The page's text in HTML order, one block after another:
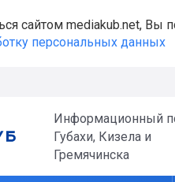
сайтом mediakub.net, Вы
персональных данных
Информационный
Губахи, Кизела и
Гремячинска